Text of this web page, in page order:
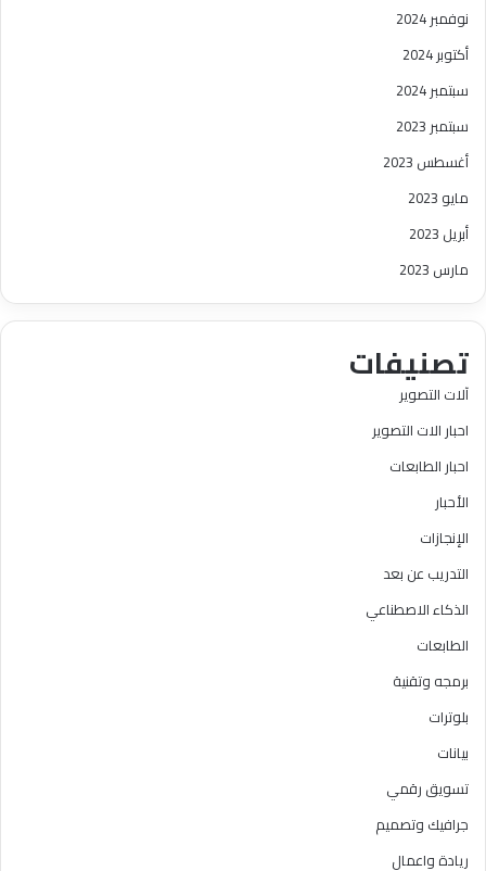
نوفمبر 2024
أكتوبر 2024
سبتمبر 2024
سبتمبر 2023
أغسطس 2023
مايو 2023
أبريل 2023
مارس 2023
تصنيفات
آلات التصوير
احبار الات التصوير
احبار الطابعات
الأحبار
الإنجازات
التدريب عن بعد
الذكاء الاصطناعي
الطابعات
برمجه وتقنية
بلوترات
بيانات
تسويق رقمي
جرافيك وتصميم
ريادة واعمال